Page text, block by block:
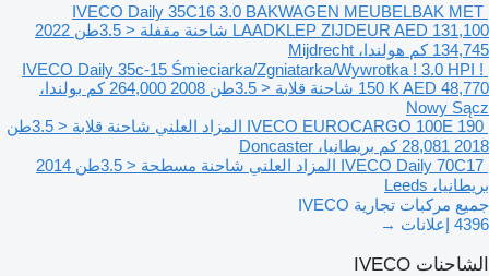
IVECO Daily 35C16 3.0 BAKWAGEN MEUBELBAK MET
LAADKLEP ZIJDEUR AED 131,100 شاحنة مقفلة < 3.5طن
2022
134,745 كم
هولندا، Mijdrecht
IVECO Daily 35c-15 Śmieciarka/Zgniatarka/Wywrotka ! 3.0 HPI !
150 K AED 48,770 شاحنة قلابة < 3.5طن 2008 264,000 كم
بولندا،
Nowy Sącz
IVECO EUROCARGO 100E 190 المزاد العلني شاحنة قلابة < 3.5طن
2018 28,081 كم
بريطانيا، Doncaster
IVECO Daily 70C17 المزاد العلني شاحنة مسطحة < 3.5طن
2014
بريطانيا، Leeds
جميع مركبات تجارية IVECO
4396 إعلانات →
الشاحنات IVECO